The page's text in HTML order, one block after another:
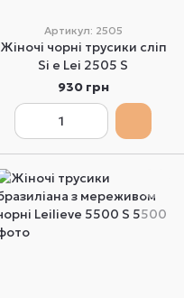
Артикул: 2505
Жіночі чорні трусики сліп
Si e Lei 2505 S
930 грн